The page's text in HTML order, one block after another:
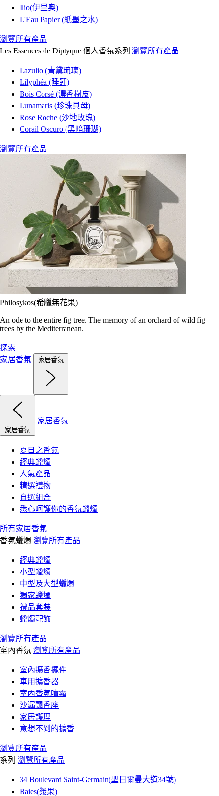
Ilio(伊里奥)
L'Eau Papier (紙墨之水)
瀏覽所有產品
Les Essences de Diptyque 個人香氛系列 瀏覽所有產品
Lazulio (青黛琉璃)
Lilyphéa (睡蓮)
Bois Corsé (濃香樹皮)
Lunamaris (珍珠貝母)
Rose Roche (沙地玫瑰)
Corail Oscuro (黑暗珊瑚)
瀏覽所有產品
Philosykos(希臘無花果)
An ode to the entire fig tree. The memory of an orchard of wild fig
trees by the Mediterranean.
探索
家居香氛
家居香氛
家居香氛
家居香氛
夏日之香氣
經典蠟燭
人氣產品
精選禮物
自選組合
悉心呵護你的香氛蠟燭
所有家居香氛
香氛蠟燭 瀏覽所有產品
經典蠟燭
小型蠟燭
中型及大型蠟燭
獨家蠟燭
禮品套裝
蠟燭配飾
瀏覽所有產品
室內香氛 瀏覽所有產品
室內擴香擺件
車用擴香器
室內香氛噴霧
沙漏飄香座
家居護理
意想不到的擴香
瀏覽所有產品
系列 瀏覽所有產品
34 Boulevard Saint-Germain(聖日爾曼大道34號)
Baies(漿果)